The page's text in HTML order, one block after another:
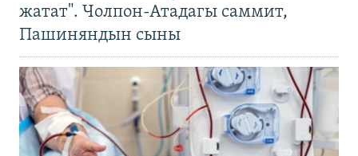
жатат". Чолпон-Атадагы саммит,
Пашиняндын сыны